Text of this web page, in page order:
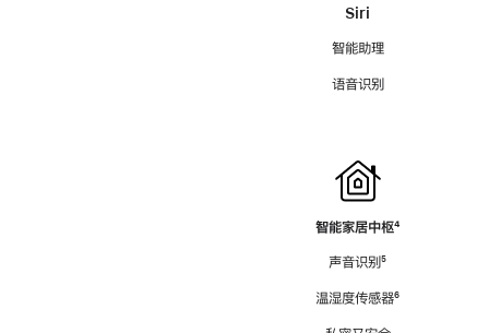
Siri
智能助理
语音识别
智能家居中枢脚
⁴
声音识别脚
⁵
温湿度传感器脚
⁶